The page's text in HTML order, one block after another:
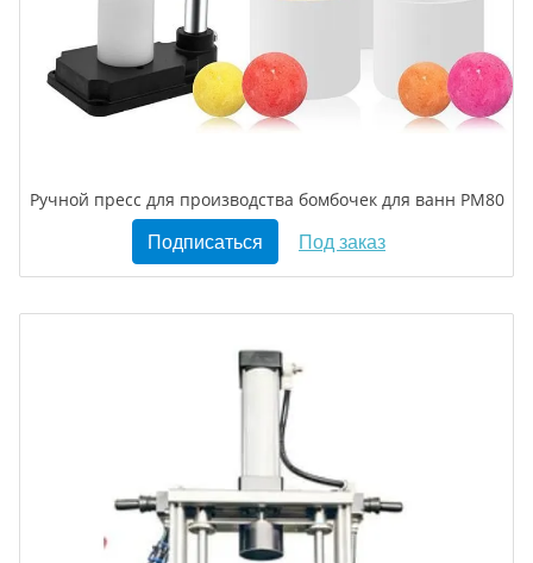
Ручной пресс для производства бомбочек для ванн PM80
Подписаться Под заказ